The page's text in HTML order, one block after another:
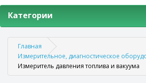
Категории
Главная
Измерительное, диагностическое
Измеритель давления топлива и вакуума